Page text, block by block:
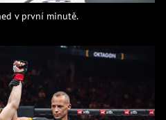
v první minutě.